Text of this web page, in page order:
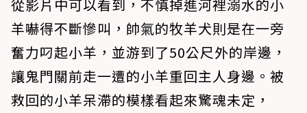
從影片中可以看到，不慎掉進河裡溺水的小
羊嚇得不斷慘叫，帥氣的牧羊犬則是在一旁
奮力叼起小羊，並游到了50公尺外的岸邊，
讓鬼門關前走一遭的小羊重回主人身邊。被
救回的小羊呆滯的模樣看起來驚魂未定，